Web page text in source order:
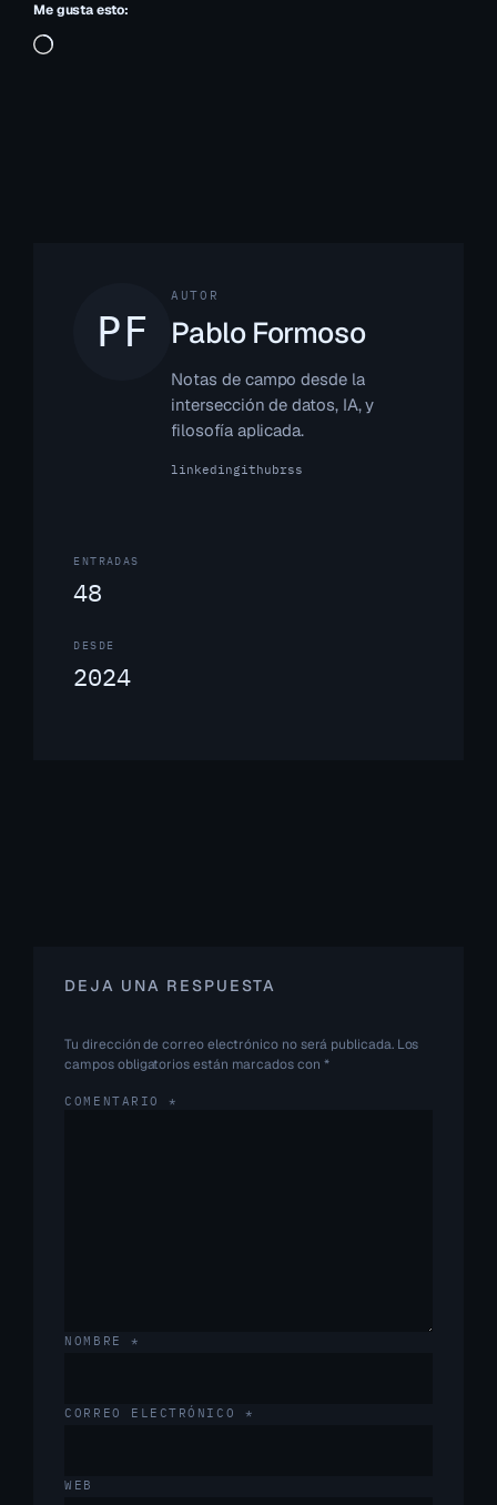
Me gusta esto:
Cargando…
AUTOR
Pablo Formoso
Notas de campo desde la
intersección de datos, IA, y
filosofía aplicada.
linkedingithubrss
ENTRADAS
48
DESDE
2024
DEJA UNA RESPUESTA
Tu dirección de correo electrónico no será publicada. Los
campos obligatorios están marcados con *
COMENTARIO*
NOMBRE*
CORREO ELECTRÓNICO *
WEB